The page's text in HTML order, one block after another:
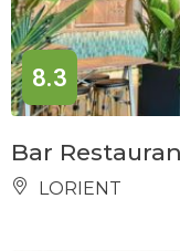
8.3
Bar
LORIENT